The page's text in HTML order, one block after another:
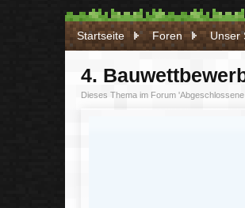
Startseite Foren Unser
4.
Dieses Thema im Forum '